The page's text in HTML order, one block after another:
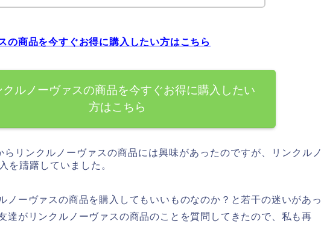
の商品を今すぐお得に購入したい方はこちら
クルノーヴァスの商品を今すぐお得に購入したい
方はこちら
らリンクルノーヴァスの商品には興味があったのですが、リンクルノ
を躊躇していました。
ノーヴァスの商品を購入してもいいものなのか？と若干の迷いがあっ
達がリンクルノーヴァスの商品のことを質問してきたので、私も再